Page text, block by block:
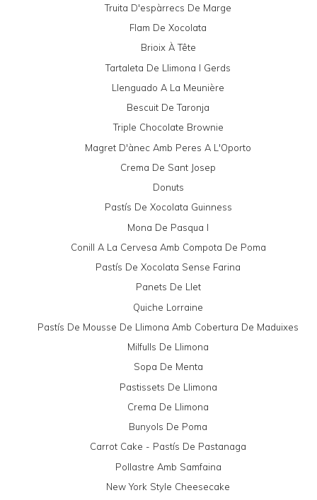
Truita D'espàrrecs De Marge
Flam De Xocolata
Brioix À Tête
Tartaleta De Llimona I Gerds
Llenguado A La Meunière
Bescuit De Taronja
Triple Chocolate Brownie
Magret D'ànec Amb Peres A L'Oporto
Crema De Sant Josep
Donuts
Pastís De Xocolata Guinness
Mona De Pasqua I
Conill A La Cervesa Amb Compota De Poma
Pastís De Xocolata Sense Farina
Panets De Llet
Quiche Lorraine
Pastís De Mousse De Llimona Amb Cobertura De Maduixes
Milfulls De Llimona
Sopa De Menta
Pastissets De Llimona
Crema De Llimona
Bunyols De Poma
Carrot Cake - Pastís De Pastanaga
Pollastre Amb Samfaina
New York Style Cheesecake